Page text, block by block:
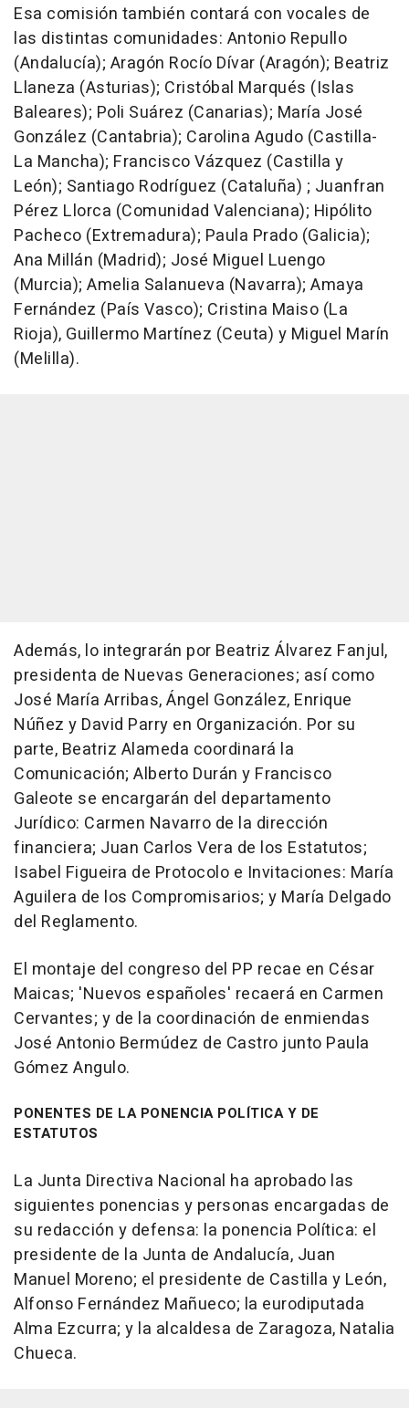
Esa comisión también contará con vocales de
las distintas comunidades: Antonio Repullo
(Andalucía); Aragón Rocío Dívar (Aragón); Beatriz
Llaneza (Asturias); Cristóbal Marqués (Islas
Baleares); Poli Suárez (Canarias); María José
González (Cantabria); Carolina Agudo (Castilla-
La Mancha); Francisco Vázquez (Castilla y
León); Santiago Rodríguez (Cataluña) ; Juanfran
Pérez Llorca (Comunidad Valenciana); Hipólito
Pacheco (Extremadura); Paula Prado (Galicia);
Ana Millán (Madrid); José Miguel Luengo
(Murcia); Amelia Salanueva (Navarra); Amaya
Fernández (País Vasco); Cristina Maiso (La
Rioja), Guillermo Martínez (Ceuta) y Miguel Marín
(Melilla).
Además, lo integrarán por Beatriz Álvarez Fanjul,
presidenta de Nuevas Generaciones; así como
José María Arribas, Ángel González, Enrique
Núñez y David Parry en Organización. Por su
parte, Beatriz Alameda coordinará la
Comunicación; Alberto Durán y Francisco
Galeote se encargarán del departamento
Jurídico: Carmen Navarro de la dirección
financiera; Juan Carlos Vera de los Estatutos;
Isabel Figueira de Protocolo e Invitaciones: María
Aguilera de los Compromisarios; y María Delgado
del Reglamento.
El montaje del congreso del PP recae en César
Maicas; 'Nuevos españoles' recaerá en Carmen
Cervantes; y de la coordinación de enmiendas
José Antonio Bermúdez de Castro junto Paula
Gómez Angulo.
PONENTES DE LA PONENCIA POLÍTICA Y DE
ESTATUTOS
La Junta Directiva Nacional ha aprobado las
siguientes ponencias y personas encargadas de
su redacción y defensa: la ponencia Política: el
presidente de la Junta de Andalucía, Juan
Manuel Moreno; el presidente de Castilla y León,
Alfonso Fernández Mañueco; la eurodiputada
Alma Ezcurra; y la alcaldesa de Zaragoza, Natalia
Chueca.